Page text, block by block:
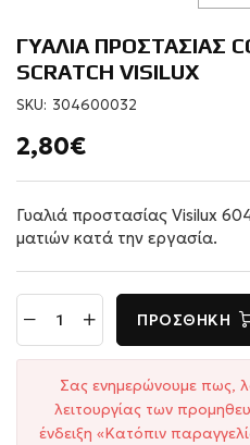
ΓΥΑΛΙΑ ΠΡΟΣΤΑΣΙΑΣ
SCRATCH VISILUX
SKU: 304600032
2,80€
Γυαλιά προστασίας Visilux
ματιών κατά την εργασία.
ΠΡΟΣΘΉΚΗ
Σας ενημερώνουμε πως,
λειτουργίας των
ένδειξη «Κατόπιν